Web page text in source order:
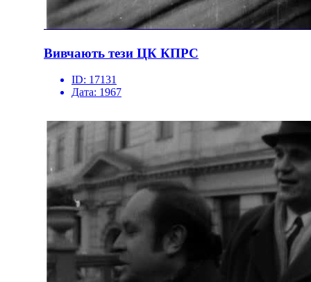
Вивчають тези ЦК КПРС
ID: 17131
Дата: 1967